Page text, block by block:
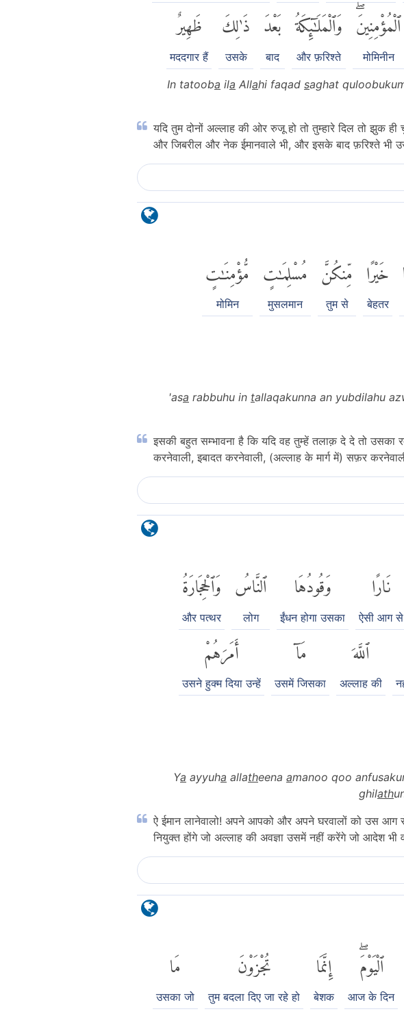
ٱلْمُؤْمِنِينَۖ
मोमिनीन
وَٱلْمَلَٰٓئِكَةُ
और फ़रिश्ते
بَعْدَ
बाद
ذَٰلِكَ
उसके
ظَهِيرٌ
मददगार हैं
In tatooba ila Allahi faqad saghat
यदि तुम दोनों अल्लाह की ओर रुजू हो तो तुम्हारे दिल तो झुक
और जिबरील और नेक ईमानवाले भी, और इसके बाद फ़रिश्ते भी
خَيْرًا
बेहतर
مِّنكُنَّ
तुम से
مُسْلِمَٰتٍ
मुसलमान
مُّؤْمِنَٰتٍ
मोमिन
'asa rabbuhu in tallaqakunna an yubdilahu
इसकी बहुत सम्भावना है कि यदि वह तुम्हें तलाक़ दे दे तो उसका
करनेवाली, इबादत करनेवाली, (अल्लाह के मार्ग में) सफ़र
نَارًا
ऐसी आग से
وَقُودُهَا
ईंधन होगा उसका
ٱلنَّاسُ
लोग
وَٱلْحِجَارَةُ
और पत्थर
ٱللَّهَ
अल्लाह की
مَآ
उसमें जिसका
أَمَرَهُمْ
उसने हुक्म दिया उन्हें
Ya ayyuha allatheena amanoo qoo
ghilath
ऐ ईमान लानेवालो! अपने आपको और अपने घरवालों को उस आग
नियुक्त होंगे जो अल्लाह की अवज्ञा उसमें नहीं करेंगे जो आदेश
ٱلْيَوْمَۖ
आज के दिन
إِنَّمَا
बेशक
تُجْزَوْنَ
तुम बदला दिए जा रहे हो
مَا
उसका जो